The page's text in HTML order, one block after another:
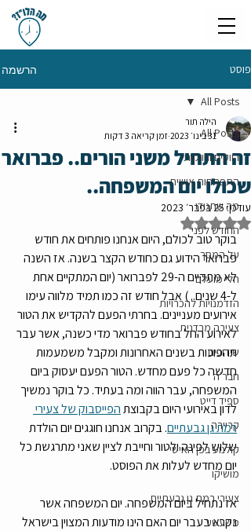
פוסט הרשמה
All Posts
רווקים ורווקות
התפתחות אישית
מה שתגידו
החודש לפני
על המסך
חלי מועלם
הזדמנויות להכרויות
צעירה מרדנית
שידוכים
חבר'ה
ספיד דייט
קריירה
קולנוע בפן האישי
מושיקו
צעירי רמת גן גבעתיים
משעשע
All Posts
זה התחיל משני הורים.. פברואר
שכולו יום המשפחה..
הילה תור
31 בינו׳ 2023
זמן קריאה 3 דקות
עודכן:25 בפבר׳ 2023
דירוג של NaN מתוך 5 כוכבים
בוקר טוב לכולם, היום אנחנו פותחים את חודש
פברואר הידוע גם כחודש הקצר בשנה. אז השנה
לא מתקיים ה-29 לפברואר (יום המתקיים אחת
ל-4 שנים.. ) אבל חודש זה כמו תמיד מלווה עימו
אירועים מעניינים. בחרתי הפעם להקדיש את הטור
לאירוע החל בחודש פברואר מדי כשנה, אשר עבר
תהפוכות בשנים האחרונות ומקבל משמעמות
חדשה כל פעם מחדש. הטור הפעם יעסוק ביום
המשפחה, עבר הווה ומה בעתיד. כל בוקר נמשיך
לדון באירועי היום בקבוצת הפייסבוק של צעירי
רמת גן גבעתיים. בקרוב אנחנו חוגגים יום הולדת
שלוש לפינה ולטור וחייבת לציין שאני מתרגשת כל
יום מחדש לעלות את הפוסט.
אז נתחיל ביום המשפחה. יום המשפחה אשר
נקרא בעבר יום האם הינו מודעות המצוין בישראל